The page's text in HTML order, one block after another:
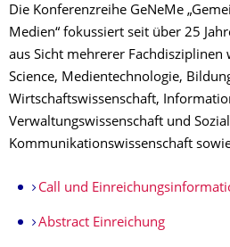
Die Konferenzreihe GeNeMe
Medien“ fokussiert seit über 25
aus Sicht mehrerer
Science, Medientechnologie,
Wirtschaftswissenschaft,
Verwaltungswissenschaft und
Kommunikationswissenschaft
Call und
Abstract Einreichung